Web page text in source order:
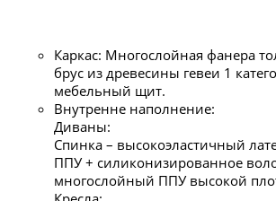
Каркас: Многослойная фанера
брус из древесины гевеи 1
мебельный щит.
Внутренне наполнение:
Диваны:
Спинка – высокоэластичный
ППУ + силиконизированное
многослойный ППУ высокой